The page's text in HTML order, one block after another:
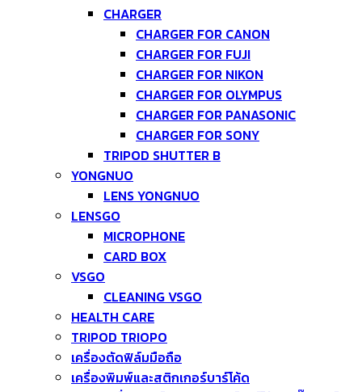
CHARGER
CHARGER FOR CANON
CHARGER FOR FUJI
CHARGER FOR NIKON
CHARGER FOR OLYMPUS
CHARGER FOR PANASONIC
CHARGER FOR SONY
TRIPOD SHUTTER B
YONGNUO
LENS YONGNUO
LENSGO
MICROPHONE
CARD BOX
VSGO
CLEANING VSGO
HEALTH CARE
TRIPOD TRIOPO
เครื่องตัดฟิล์มมือถือ
เครื่องพิมพ์และสติกเกอร์บาร์โค้ด